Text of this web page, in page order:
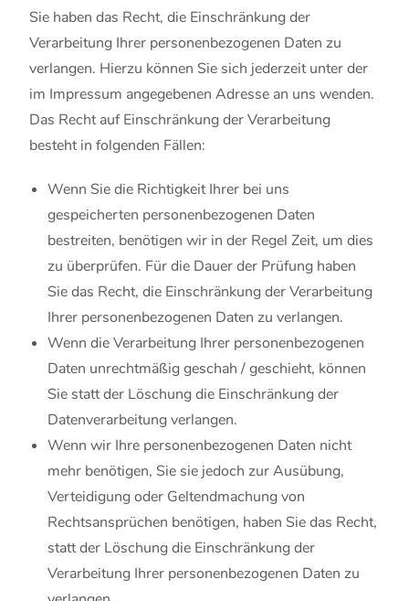
Sie haben das Recht, die Einschränkung der
Verarbeitung Ihrer personenbezogenen Daten zu
verlangen. Hierzu können Sie sich jederzeit unter der
im Impressum angegebenen Adresse an uns wenden.
Das Recht auf Einschränkung der Verarbeitung
besteht in folgenden Fällen:
Wenn Sie die Richtigkeit Ihrer bei uns
gespeicherten personenbezogenen Daten
bestreiten, benötigen wir in der Regel Zeit, um dies
zu überprüfen. Für die Dauer der Prüfung haben
Sie das Recht, die Einschränkung der Verarbeitung
Ihrer personenbezogenen Daten zu verlangen.
Wenn die Verarbeitung Ihrer personenbezogenen
Daten unrechtmäßig geschah / geschieht, können
Sie statt der Löschung die Einschränkung der
Datenverarbeitung verlangen.
Wenn wir Ihre personenbezogenen Daten nicht
mehr benötigen, Sie sie jedoch zur Ausübung,
Verteidigung oder Geltendmachung von
Rechtsansprüchen benötigen, haben Sie das Recht,
statt der Löschung die Einschränkung der
Verarbeitung Ihrer personenbezogenen Daten zu